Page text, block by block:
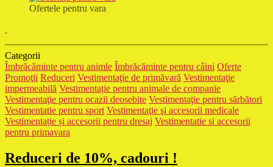
Ofertele pentru vara
Categorii
Îmbrăcăminte pentru animle Îmbrăcăminte pentru câini Oferte
Promoţii Reduceri Vestimentaţie de primăvară Vestimentaţie
impermeabilă Vestimentație pentru animale de companie
Vestimentaţie pentru ocazii deosebite Vestimentaţie pentru sărbători
Vestimentatie pentru sport Vestimentaţie şi accesorii medicale
Vestimentație și accesorii pentru dresaj Vestimentatie si accesorii
pentru primavara
Reduceri de 10%, cadouri !